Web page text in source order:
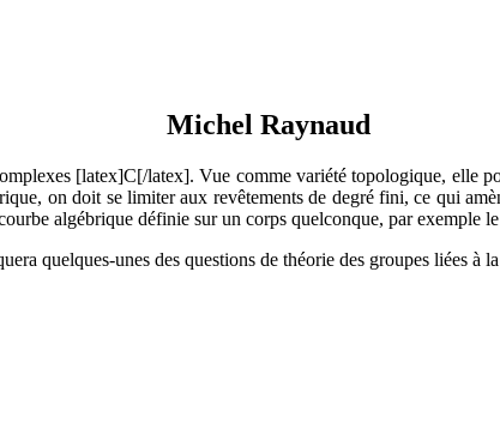
Michel Raynaud
[latex]C[/latex]. Vue comme variété topologique, elle
on doit se limiter aux revêtements de degré fini, ce qui
algébrique définie sur un corps quelconque, par exemple
quelques-unes des questions de théorie des groupes liées à